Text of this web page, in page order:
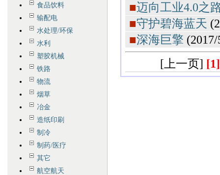
食品饮料
输配电
水处理/环保
水利
塑胶机械
铁路
物流
烟草
冶金
造纸印刷
制冷
制药/医疗
其它
航空航天
■迈向工业4.0之
■守护碧海蓝天
■深海巨擎
[上一页] [1]